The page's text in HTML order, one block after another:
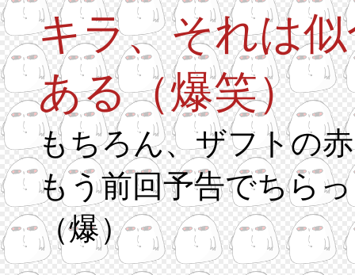
キラ、それは
ある（爆笑）
もちろん、ザフトの
もう前回予告でちら
（爆）